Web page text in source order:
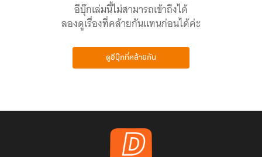
อีบุ๊กเล่มนี้ไม่สามารถเข้าถึงได้
ลองดูเรื่องที่คล้ายกันแทนก่อนได้ค่ะ
ดูอีบุ๊กที่คล้ายกัน